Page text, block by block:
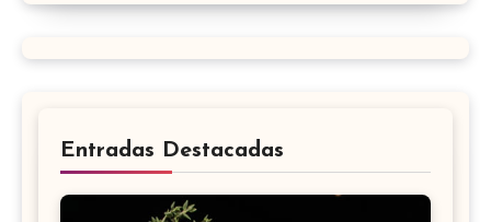
Entradas Destacadas